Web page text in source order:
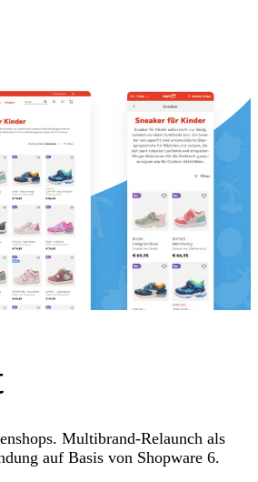
Multibrand-Relaunch als
auf Basis von Shopware 6.